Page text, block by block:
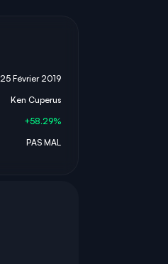
25 Février 2019
Ken Cuperus
+58.29%
PAS MAL